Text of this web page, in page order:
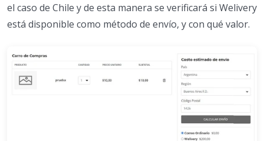
el caso de Chile y de esta manera se verificará si Welivery
está disponible como método de envío, y con qué valor.